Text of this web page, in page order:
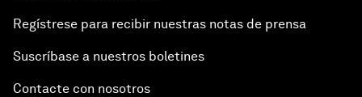
Regístrese para recibir nuestras notas de prensa
Suscríbase a nuestros boletines
Contacte con nosotros